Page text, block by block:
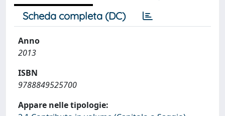
Scheda completa (DC)
Anno
2013
ISBN
9788849525700
Appare nelle tipologie: